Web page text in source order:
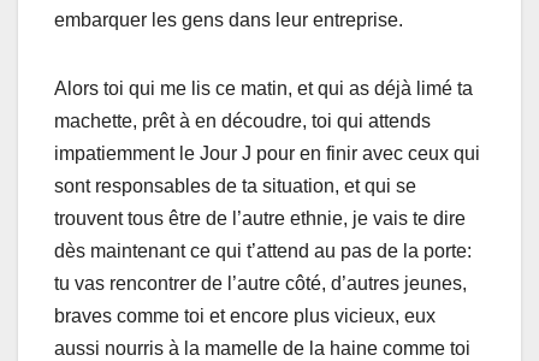
embarquer les gens dans leur entreprise.
Alors toi qui me lis ce matin, et qui as déjà limé ta
machette, prêt à en découdre, toi qui attends
impatiemment le Jour J pour en finir avec ceux qui
sont responsables de ta situation, et qui se
trouvent tous être de l’autre ethnie, je vais te dire
dès maintenant ce qui t’attend au pas de la porte:
tu vas rencontrer de l’autre côté, d’autres jeunes,
braves comme toi et encore plus vicieux, eux
aussi nourris à la mamelle de la haine comme toi